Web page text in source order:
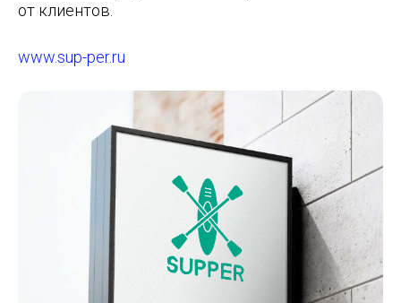
от клиентов.
www.sup-per.ru